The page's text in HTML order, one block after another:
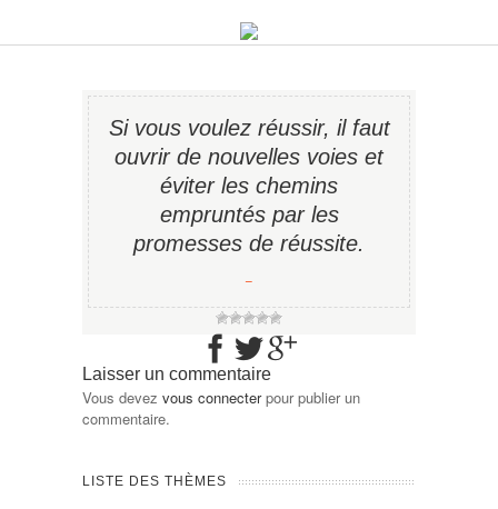
Si vous voulez réussir, il faut
ouvrir de nouvelles voies et
éviter les chemins
empruntés par les
promesses de réussite.
−
Laisser un commentaire
Vous devez vous connecterpour publier un
commentaire.
LISTE DES THÈMES